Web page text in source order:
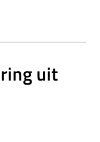
uit